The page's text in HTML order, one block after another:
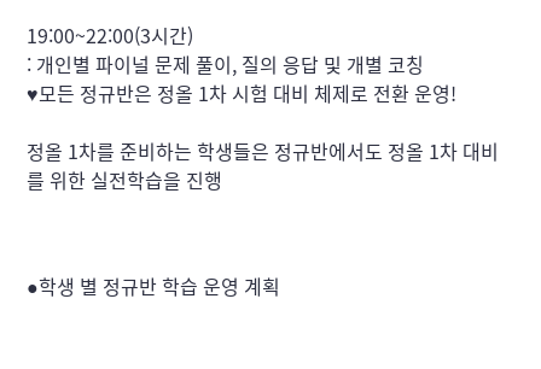
19:00~22:00(3시간)
: 개인별 파이널 문제 풀이, 질의 응답 및 개별 코칭
♥모든 정규반은 정올 1차 시험 대비 체제로 전환 운영!
정올 1차를 준비하는 학생들은 정규반에서도 정올 1차 대비
를 위한 실전학습을 진행
●학생 별 정규반 학습 운영 계획